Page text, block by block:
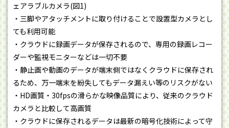
ェアラブルカメラ(図1)
・三脚やアタッチメントに取り付けることで設置型カメラとし
ても利用可能
・クラウドに録画データが保存されるので、専用の録画レコー
ダーや監視モニターなどは一切不要
・静止画や動画のデータが端末側ではなくクラウドに保存され
るため、万一端末を紛失してもデータ漏えい等のリスクがない
・HD画質・30fpsの滑らかな映像品質により、従来のクラウド
カメラと比較して高画質
・クラウドに保存されるデータは最新の暗号化技術によって守